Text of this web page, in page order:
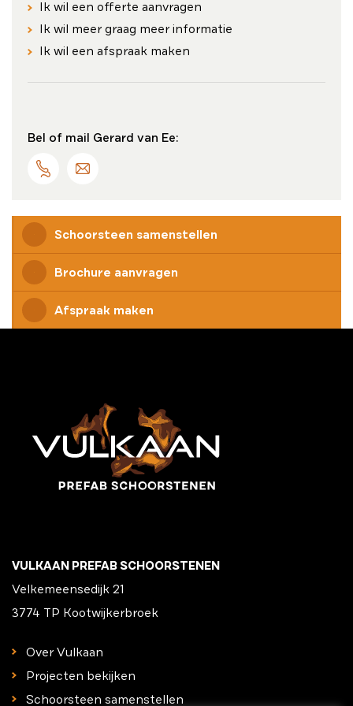
Ik wil een offerte aanvragen
Ik wil meer graag meer informatie
Ik wil een afspraak maken
Bel of mail Gerard van Ee:
Schoorsteen samenstellen
Brochure aanvragen
Afspraak maken
VULKAAN PREFAB SCHOORSTENEN
Velkemeensedijk 21
3774 TP Kootwijkerbroek
Over Vulkaan
Projecten bekijken
Schoorsteen samenstellen